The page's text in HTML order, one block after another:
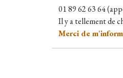
01 89 62 63 64
Il y a tellement de
Merci de